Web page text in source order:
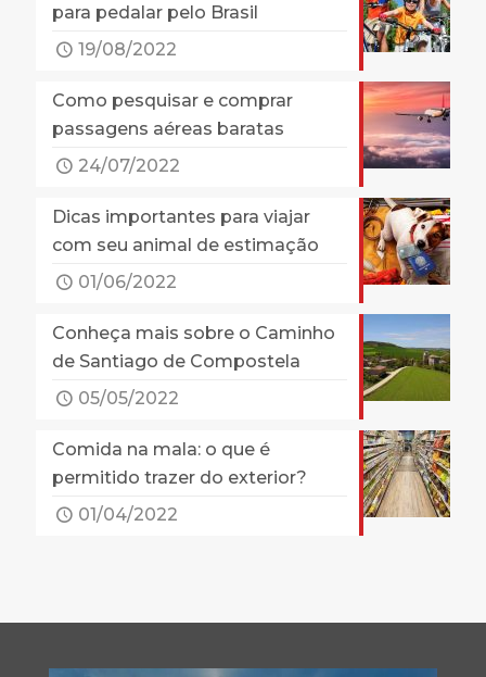
para pedalar pelo Brasil
19/08/2022
Como pesquisar e comprar
passagens aéreas baratas
24/07/2022
Dicas importantes para viajar
com seu animal de estimação
01/06/2022
Conheça mais sobre o Caminho
de Santiago de Compostela
05/05/2022
Comida na mala: o que é
permitido trazer do exterior?
01/04/2022